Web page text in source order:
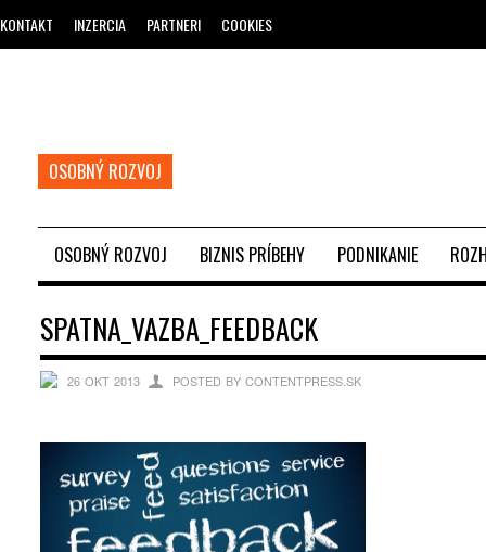
KONTAKT INZERCIA PARTNERI COOKIES
OSOBNÝ ROZVOJ
OSOBNÝ ROZVOJ BIZNIS PRÍBEHY PODNIKANIE
SPATNA_VAZBA_FEEDBACK
26 OKT 2013 POSTED BY CONTENTPRESS.SK